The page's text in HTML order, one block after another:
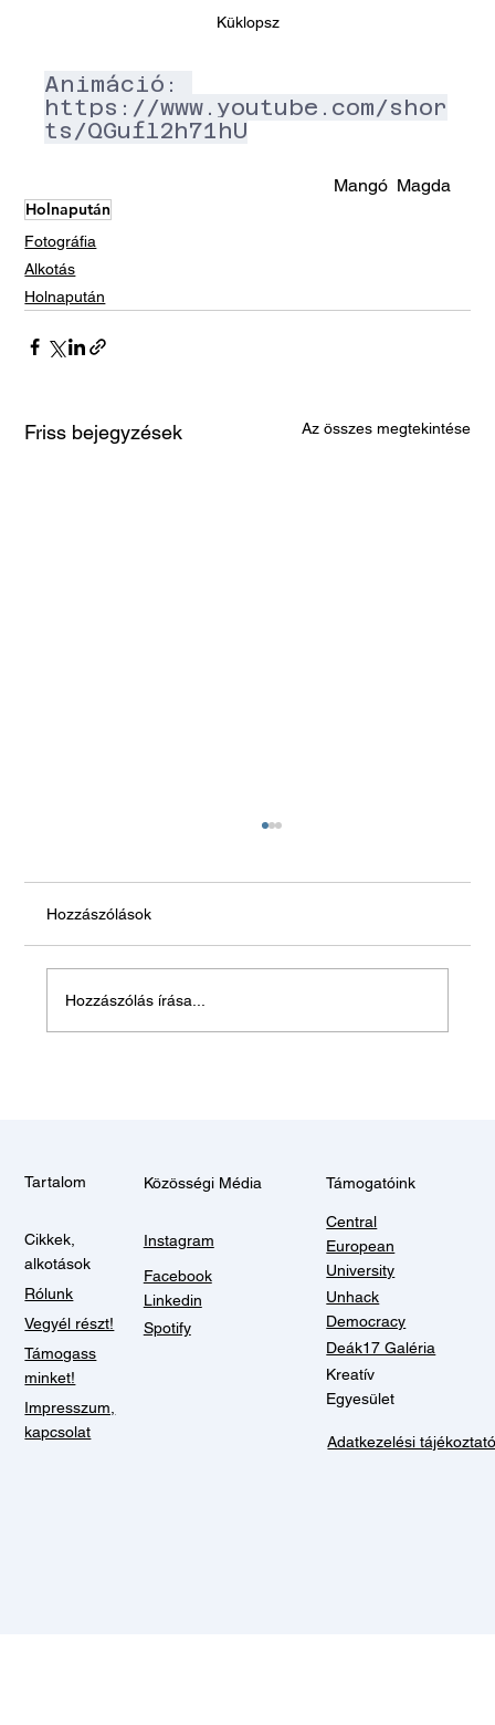
Küklopsz
Animáció:
https://www.youtube.com/shor
ts/QGufl2h71hU
Mangó  Magda
Holnapután
Fotográfia
Alkotás
Holnapután
Friss bejegyzések Az összes megtekintése
Hagyjon békén!
Hozzászólások
Hozzászólás írása...
Tartalom
Cikkek,
alkotások
Rólunk
Vegyél részt!
Támogass
minket!
Impresszum,
kapcsolat
Közösségi Média
Instagram
Facebook
Linkedin
Spotify
Támogatóink
Central
European
University
Unhack
Democracy
Deák17 Galéria
Kreatív
Egyesület
Adatkezelési